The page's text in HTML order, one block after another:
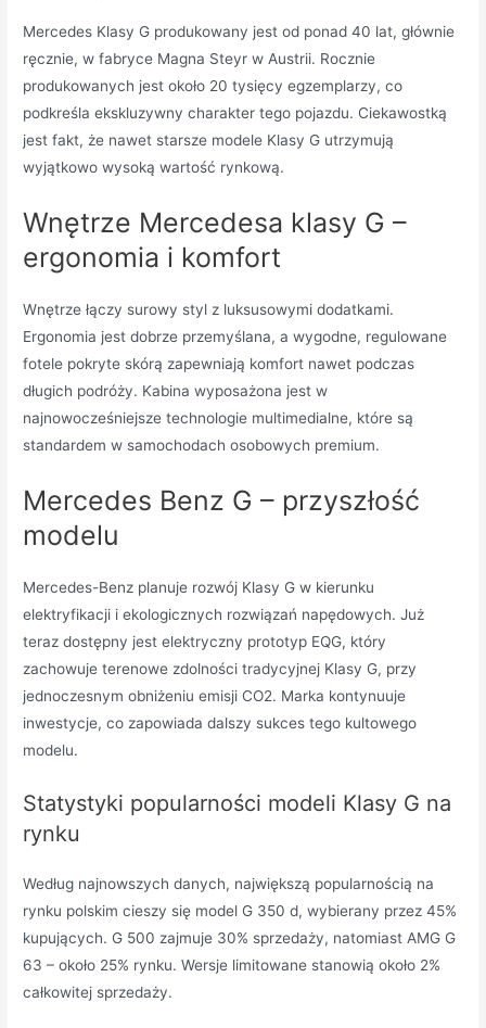
Mercedes Klasy G produkowany jest od ponad 40 lat, głównie
ręcznie, w fabryce Magna Steyr w Austrii. Rocznie
produkowanych jest około 20 tysięcy egzemplarzy, co
podkreśla ekskluzywny charakter tego pojazdu. Ciekawostką
jest fakt, że nawet starsze modele Klasy G utrzymują
wyjątkowo wysoką wartość rynkową.
Wnętrze Mercedesa klasy G –
ergonomia i komfort
Wnętrze łączy surowy styl z luksusowymi dodatkami.
Ergonomia jest dobrze przemyślana, a wygodne, regulowane
fotele pokryte skórą zapewniają komfort nawet podczas
długich podróży. Kabina wyposażona jest w
najnowocześniejsze technologie multimedialne, które są
standardem w samochodach osobowych premium.
Mercedes Benz G – przyszłość
modelu
Mercedes-Benz planuje rozwój Klasy G w kierunku
elektryfikacji i ekologicznych rozwiązań napędowych. Już
teraz dostępny jest elektryczny prototyp EQG, który
zachowuje terenowe zdolności tradycyjnej Klasy G, przy
jednoczesnym obniżeniu emisji CO2. Marka kontynuuje
inwestycje, co zapowiada dalszy sukces tego kultowego
modelu.
Statystyki popularności modeli Klasy G na
rynku
Według najnowszych danych, największą popularnością na
rynku polskim cieszy się model G 350 d, wybierany przez 45%
kupujących. G 500 zajmuje 30% sprzedaży, natomiast AMG G
63 – około 25% rynku. Wersje limitowane stanowią około 2%
całkowitej sprzedaży.